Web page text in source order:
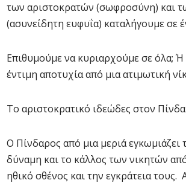
των αριστοκρατών (σωφροσύνη) και
(ασυνείδητη ευφυΐα) καταλήγουμε σε
Επιθυμούμε να κυριαρχούμε σε όλα;
έντιμη αποτυχία από μια ατιμωτική
Το αριστοκρατικό ιδεώδες στον
Ο Πίνδαρος από μια μεριά εγκωμιάζει
δύναμη και το κάλλος των νικητών
ηθικό σθένος και την εγκράτεια τους.